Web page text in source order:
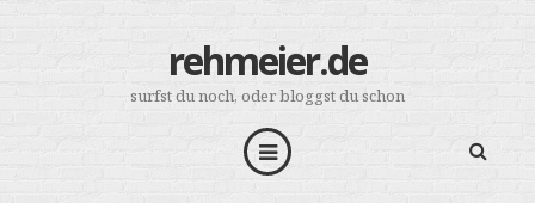
rehmeier.de
surfst du noch, oder bloggst du schon